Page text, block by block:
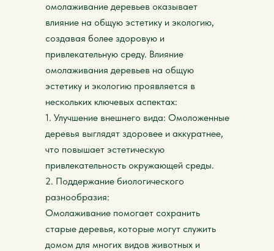
омолаживание деревьев оказывает
влияние на общую эстетику и экологию,
создавая более здоровую и
привлекательную среду. Влияние
омолаживания деревьев на общую
эстетику и экологию проявляется в
нескольких ключевых аспектах:
1. Улучшение внешнего вида: Омоложенные
деревья выглядят здоровее и аккуратнее,
что повышает эстетическую
привлекательность окружающей среды.
2. Поддержание биологического
разнообразия:
Омолаживание помогает сохранить
старые деревья, которые могут служить
домом для многих видов животных и